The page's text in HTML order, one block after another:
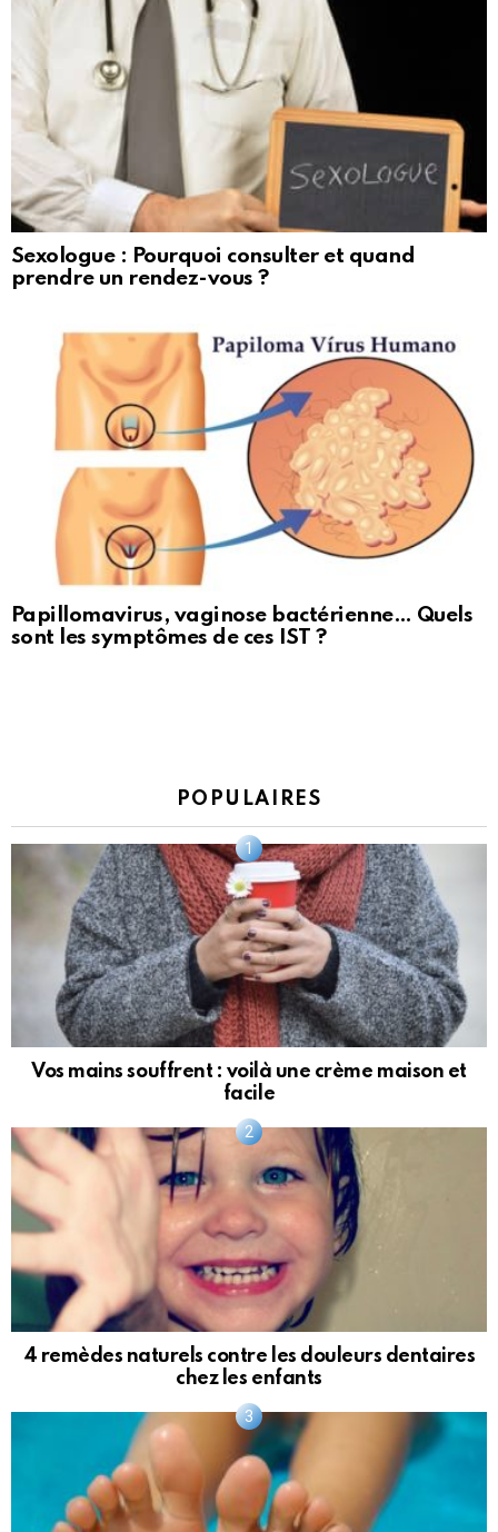
Sexologue : Pourquoi consulter et quand
prendre un rendez-vous ?
Papillomavirus, vaginose bactérienne… Quels
sont les symptômes de ces IST ?
POPULAIRES
Vos mains souffrent : voilà une crème maison et
facile
4 remèdes naturels contre les douleurs dentaires
chez les enfants